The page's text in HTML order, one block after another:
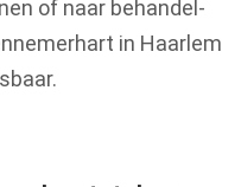
of naar behandel-
in Haarlem